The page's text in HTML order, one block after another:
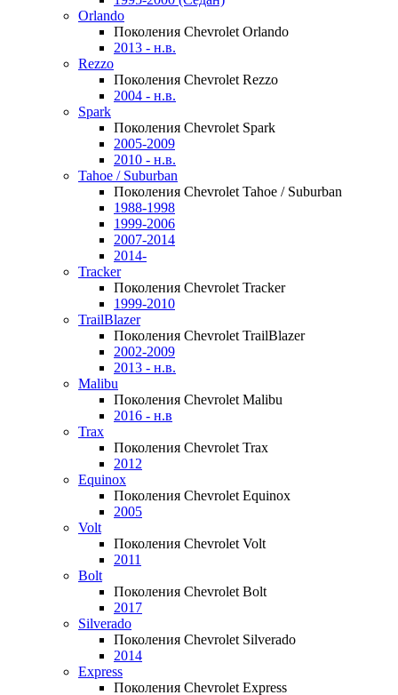
Orlando
Поколения Chevrolet Orlando
2013 - н.в.
Rezzo
Поколения Chevrolet Rezzo
2004 - н.в.
Spark
Поколения Chevrolet Spark
2005-2009
2010 - н.в.
Tahoe / Suburban
Поколения Chevrolet Tahoe / Suburban
1988-1998
1999-2006
2007-2014
2014-
Tracker
Поколения Chevrolet Tracker
1999-2010
TrailBlazer
Поколения Chevrolet TrailBlazer
2002-2009
2013 - н.в.
Malibu
Поколения Chevrolet Malibu
2016 - н.в
Trax
Поколения Chevrolet Trax
2012
Equinox
Поколения Chevrolet Equinox
2005
Volt
Поколения Chevrolet Volt
2011
Bolt
Поколения Chevrolet Bolt
2017
Silverado
Поколения Chevrolet Silverado
2014
Express
Поколения Chevrolet Express